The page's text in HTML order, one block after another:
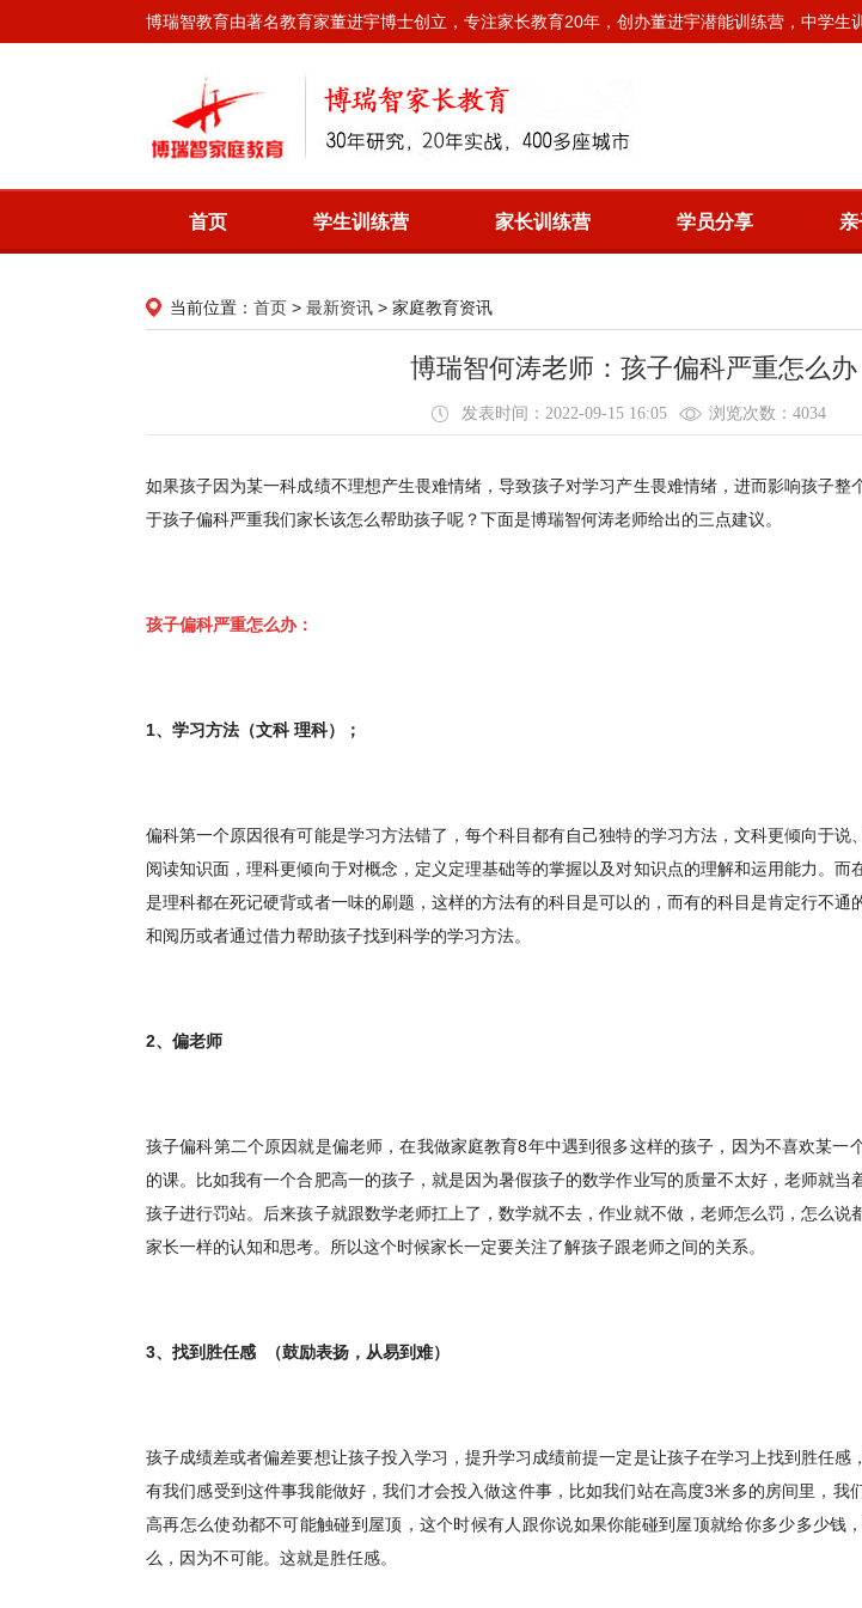
博瑞智教育由著名教育家董进宇博士创立，专注家长教育20年，创办董进宇潜能训练营，中学生
首页 学生训练营 家长训练营 学员分享
当前位置： 首页 > 最新资讯 > 家庭教育资讯
博瑞智何涛老师：孩子偏科严重怎么办
发表时间：2022-09-15 16:05 浏览次数：4034
如果孩子因为某一科成绩不理想产生畏难情绪，导致孩子对学习产生畏难情绪，进而影响孩子整
于孩子偏科严重我们家长该怎么帮助孩子呢？下面是博瑞智何涛老师给出的三点建议。
孩子偏科严重怎么办：
1、学习方法（文科 理科）；
偏科第一个原因很有可能是学习方法错了，每个科目都有自己独特的学习方法，文科更倾向于说
阅读知识面，理科更倾向于对概念，定义定理基础等的掌握以及对知识点的理解和运用能力。而
是理科都在死记硬背或者一味的刷题，这样的方法有的科目是可以的，而有的科目是肯定行不通
和阅历或者通过借力帮助孩子找到科学的学习方法。
2、偏老师
孩子偏科第二个原因就是偏老师，在我做家庭教育8年中遇到很多这样的孩子，因为不喜欢某一
的课。比如我有一个合肥高一的孩子，就是因为暑假孩子的数学作业写的质量不太好，老师就当
孩子进行罚站。后来孩子就跟数学老师扛上了，数学就不去，作业就不做，老师怎么罚，怎么说
家长一样的认知和思考。所以这个时候家长一定要关注了解孩子跟老师之间的关系。
3、找到胜任感 （鼓励表扬，从易到难）
孩子成绩差或者偏差要想让孩子投入学习，提升学习成绩前提一定是让孩子在学习上找到胜任感
有我们感受到这件事我能做好，我们才会投入做这件事，比如我们站在高度3米多的房间里，我
高再怎么使劲都不可能触碰到屋顶，这个时候有人跟你说如果你能碰到屋顶就给你多少多少钱
么，因为不可能。这就是胜任感。